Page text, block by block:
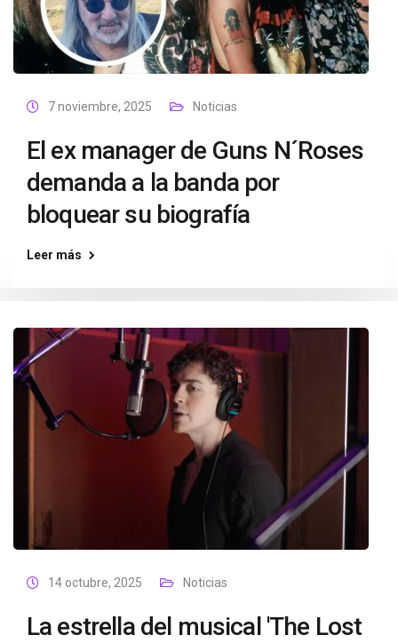
7 noviembre, 2025 Noticias
El ex manager de Guns N´Roses
demanda a la banda por
bloquear su biografía
Leer más
14 octubre, 2025 Noticias
La estrella del musical 'The Lost